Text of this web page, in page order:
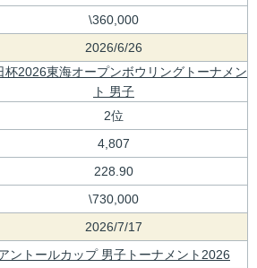
\360,000
2026/6/26
杯2026東海オープンボウリングトーナメン
ト 男子
2位
4,807
228.90
\730,000
2026/7/17
ントールカップ 男子トーナメント2026